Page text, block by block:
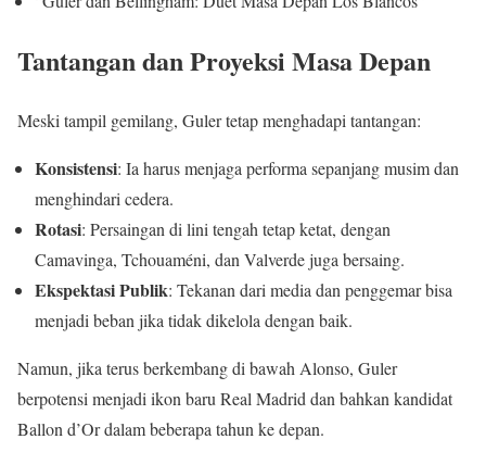
Tantangan dan Proyeksi Masa Depan
Meski tampil gemilang, Guler tetap menghadapi tantangan:
Konsistensi: Ia harus menjaga performa sepanjang musim dan
menghindari cedera.
Rotasi: Persaingan di lini tengah tetap ketat, dengan
Camavinga, Tchouaméni, dan Valverde juga bersaing.
Ekspektasi Publik: Tekanan dari media dan penggemar bisa
menjadi beban jika tidak dikelola dengan baik.
Namun, jika terus berkembang di bawah Alonso, Guler
berpotensi menjadi ikon baru Real Madrid dan bahkan kandidat
Ballon d’Or dalam beberapa tahun ke depan.